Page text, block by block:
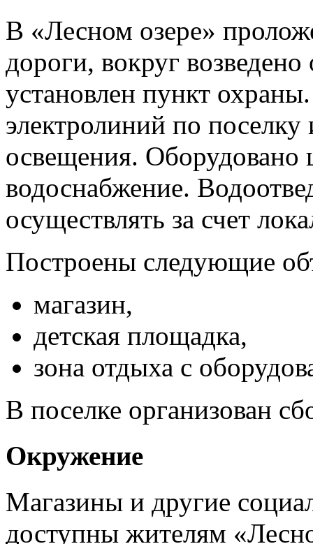
В «Лесном озере»
дороги, вокруг
установлен пункт
электролиний по
освещения. Оборудовано
водоснабжение.
осуществлять за счет
Построены следующие
магазин,
детская площадка,
зона отдыха с
В поселке организован
Окружение
Магазины и другие
доступны жителям